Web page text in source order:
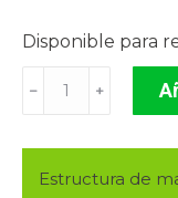
era:
Disponible para
SILLÓN
GERIATRICO
﹣ ﹢
Estructura de